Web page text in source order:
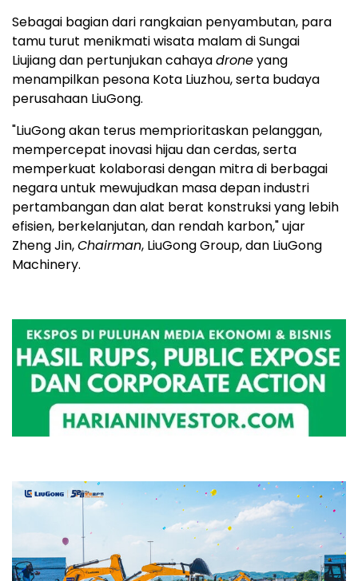
Sebagai bagian dari rangkaian penyambutan, para
tamu turut menikmati wisata malam di Sungai
Liujiang dan pertunjukan cahayadroneyang
menampilkan pesona Kota Liuzhou, serta budaya
perusahaan LiuGong.
"LiuGong akan terus memprioritaskan pelanggan,
mempercepat inovasi hijau dan cerdas, serta
memperkuat kolaborasi dengan mitra di berbagai
negara untuk mewujudkan masa depan industri
pertambangan dan alat berat konstruksi yang lebih
efisien, berkelanjutan, dan rendah karbon," ujar
Zheng Jin,Chairman, LiuGong Group, dan LiuGong
Machinery.